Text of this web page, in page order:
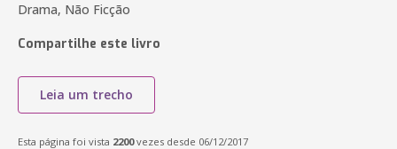
Drama, Não Ficção
Compartilhe este livro
Leia um trecho
Esta página foi vista 2200vezes desde 06/12/2017